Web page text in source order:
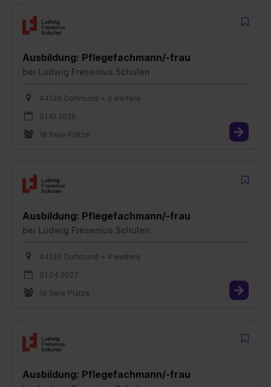
Ausbildung: Pflegefachmann/-frau
bei Ludwig Fresenius Schulen
44139 Dortmund + 3 weitere
01.10.2026
18 freie Plätze
Ausbildung: Pflegefachmann/-frau
bei Ludwig Fresenius Schulen
44139 Dortmund + 4 weitere
01.04.2027
19 freie Plätze
Ausbildung: Pflegefachmann/-frau